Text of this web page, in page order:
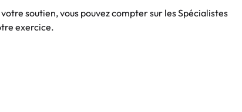
soutien, vous pouvez compter sur les Spécialistes
exercice.